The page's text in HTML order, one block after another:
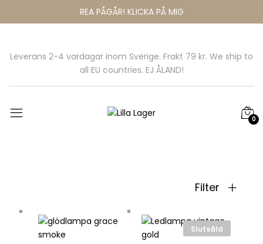
REA PÅGÅR! KLICKA PÅ MIG
Leverans 2-4 vardagar inom Sverige. Frakt 79 kr. We ship to
all EU countries. EJ ÅLAND!
0
Filter
Slutsåld